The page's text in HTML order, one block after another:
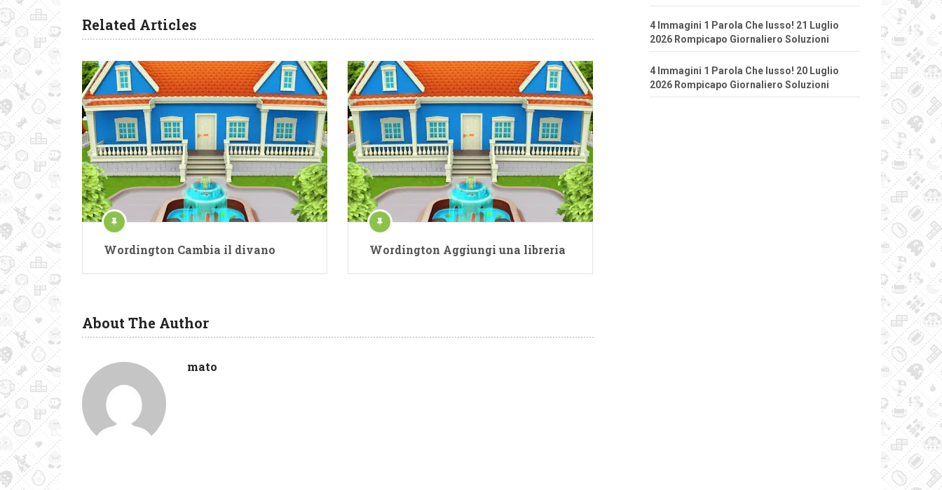
Related Articles
Wordington Cambia il divano Wordington Aggiungi una libreria
About The Author
mato
4 Immagini 1 Parola Che lusso! 21 Luglio
2026 Rompicapo Giornaliero Soluzioni
4 Immagini 1 Parola Che lusso! 20 Luglio
2026 Rompicapo Giornaliero Soluzioni